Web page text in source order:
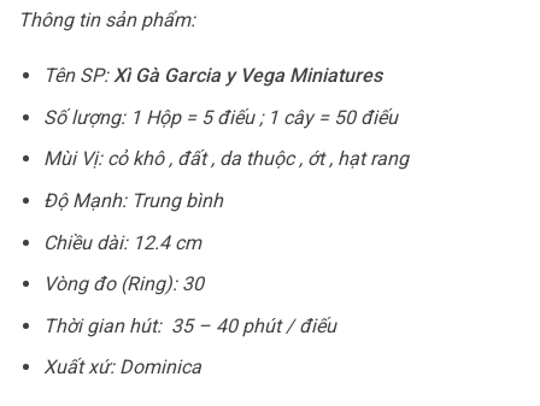
Thông tin sản phẩm:
Tên SP:Xì Gà Garcia y Vega Miniatures
Số lượng: 1 Hộp = 5 điếu ; 1 cây = 50 điếu
Mùi Vị: cỏ khô , đất , da thuộc , ớt , hạt rang
Độ Mạnh: Trung bình
Chiều dài: 12.4 cm
Vòng đo (Ring): 30
Thời gian hút: 35 – 40 phút / điếu
Xuất xứ: Dominica